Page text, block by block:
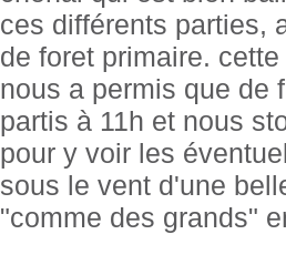
ces différents parties,
de foret primaire.
nous a permis que de
partis à 11h et nous
pour y voir les
sous le vent d'une
"comme des grands"